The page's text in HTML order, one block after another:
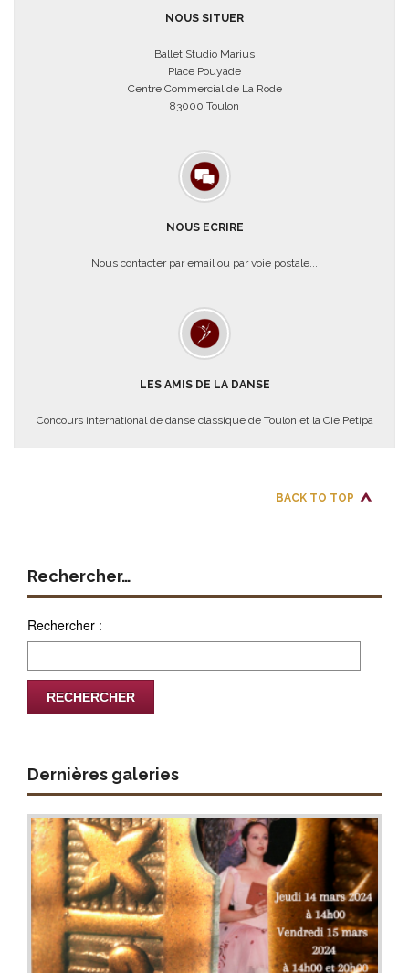
NOUS SITUER
Ballet Studio Marius
Place Pouyade
Centre Commercial de La Rode
83000 Toulon
NOUS ECRIRE
Nous contacter par email ou par voie postale...
LES AMIS DE LA DANSE
Concours international de danse classique de Toulon et la Cie Petipa
BACK TO TOP
Rechercher…
Rechercher :
Dernières galeries